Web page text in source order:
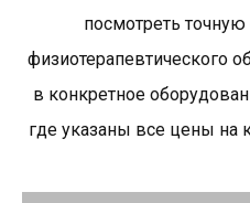
посмотреть
физиотерапевтического
в конкретное
где указаны все цены на